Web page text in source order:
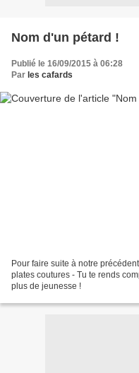
Nom d'un pétard !
Publié le 16/09/2015 à 06:28
Par les cafards
Pour faire suite à notre
plates coutures - Tu te rends
plus de jeunesse !